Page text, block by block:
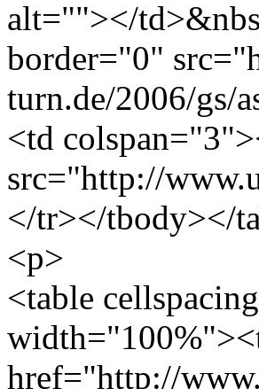
alt=""></
border="0"
turn.de/2006/gs/
<td
src="http://
</tr></tbody></
<p>
<table
href="http://